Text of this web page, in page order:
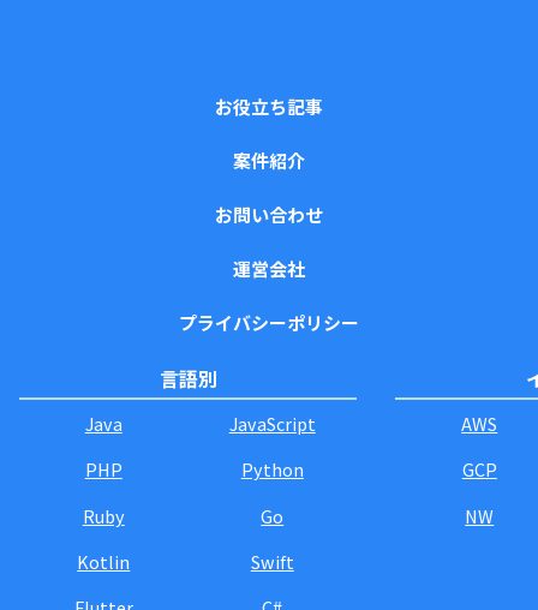
お役立ち記事
案件紹介
お問い合わせ
運営会社
プライバシーポリシー
言語別
Java
JavaScript
PHP
Python
Ruby
Go
Kotlin
Swift
AWS
GCP
NW